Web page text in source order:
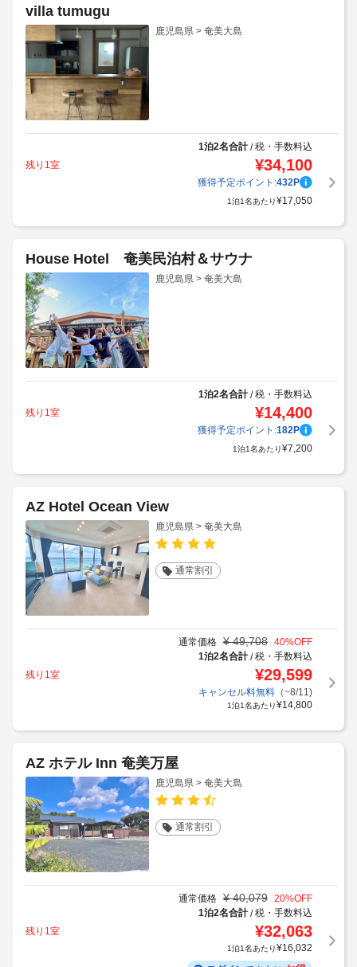
villa tumugu
鹿児島県 > 奄美大島
1泊2名合計/税・手数料込
残り1室
¥34,100
獲得予定ポイント:432P
1泊1名あたり¥17,050
House Hotel 奄美民泊村＆サウナ
鹿児島県 > 奄美大島
1泊2名合計/税・手数料込
残り1室
¥14,400
獲得予定ポイント:182P
1泊1名あたり¥7,200
AZ Hotel Ocean View
鹿児島県 > 奄美大島
通常割引
通常価格 ¥ 49,708 40%OFF
1泊2名合計/税・手数料込
残り1室
¥29,599
キャンセル料無料（~8/11)
1泊1名あたり¥14,800
AZ ホテル Inn 奄美万屋
鹿児島県 > 奄美大島
通常割引
通常価格 ¥ 40,079 20%OFF
1泊2名合計/税・手数料込
残り1室
¥32,063
1泊1名あたり¥16,032